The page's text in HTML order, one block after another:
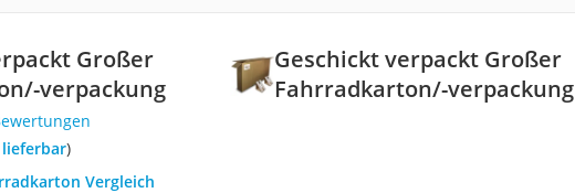
Geschickt verpackt Großer
Fahrradkarton/-verpackung
Großer
verpackung
lieferbar)
Vergleich